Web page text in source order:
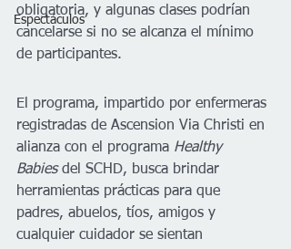
Espectáculos
obligatoria, y algunas clases podrían
cancelarse si no se alcanza el mínimo
de participantes.
El programa, impartido por enfermeras
registradas de Ascension Via Christi en
alianza con el programa Healthy
Babies del SCHD, busca brindar
herramientas prácticas para que
padres, abuelos, tíos, amigos y
cualquier cuidador se sientan